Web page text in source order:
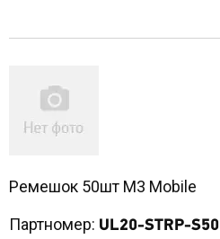
Ремешок 50шт M3 Mobile
Партномер: UL20-STRP-S50